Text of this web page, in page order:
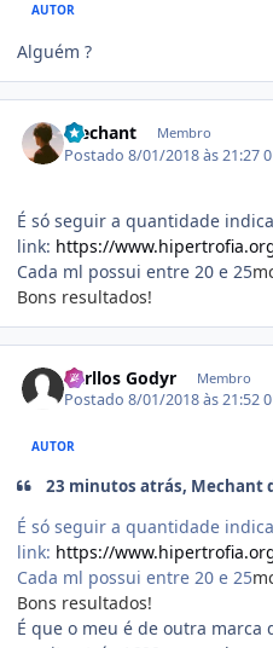
AUTOR
Alguém ?
Mechant Membro
Postado8/01/2018 às 21:27
É só seguir a quantidade
link: https://
Cada ml possui entre 20 e 25
Bons resultados!
Carllos Godyr Membro
Postado8/01/2018 às 21:52
AUTOR
23 minutos atrás, Mechant
É só seguir a quantidade
link: https://
Cada ml possui entre 20 e 25
Bons resultados!
É que o meu é de outra marca